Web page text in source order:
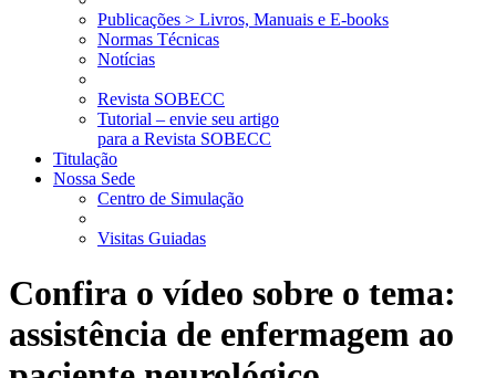
Publicações > Livros, Manuais e E-books
Normas Técnicas
Notícias
Revista SOBECC
Tutorial – envie seu artigo
para a Revista SOBECC
Titulação
Nossa Sede
Centro de Simulação
Visitas Guiadas
Confira o vídeo sobre o tema:
assistência de enfermagem ao